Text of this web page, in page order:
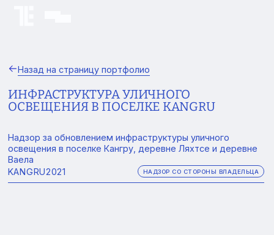
Назад на страницу портфолио
ИНФРАСТРУКТУРА УЛИЧНОГО
ОСВЕЩЕНИЯ В ПОСЕЛКЕ KANGRU
Надзор за обновлением инфраструктуры уличного
освещения в поселке Кангру, деревне Ляхтсе и деревне
Ваела
KANGRU2021 НАДЗОР СО СТОРОНЫ ВЛАДЕЛЬЦА